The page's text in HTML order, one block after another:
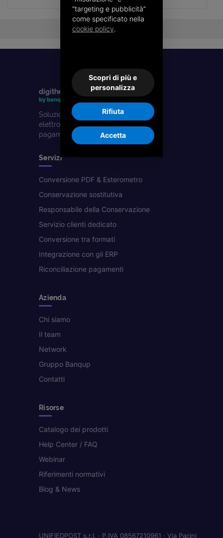
digithera
by banqup
Soluzioni digitali per la fatturazione
elettronica, la conservazione e i
pagamenti. Parte del gruppo Banqup.
Servizi
Conversione PDF & Esterometro
Conservazione sostitutiva
Responsabile della Conservazione
Servizio clienti dedicato
Conversione tra formati
Integrazione con gli ERP
Riconciliazione pagamenti
Azienda
Chi siamo
Il team
Network
Gruppo Banqup
Contatti
Risorse
Catalogo dei prodotti
Help Center / FAQ
Webinar
Riferimenti normativi
Blog & News
UNIFIEDPOST s.r.l. · P.IVA 08567210961 · Via Pacini
“targeting e pubblicità”
come specificato nella
cookie policy.
Scopri di più e
personalizza
Rifiuta
Accetta